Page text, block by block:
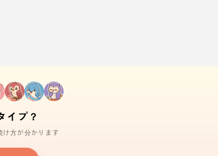
イプ？
け方が分かります